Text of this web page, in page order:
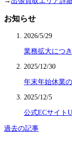
お知らせ
2026/5/29
業務拡大につ
2025/12/30
年末年始休業
2025/12/5
公式ECサイト
過去の記事